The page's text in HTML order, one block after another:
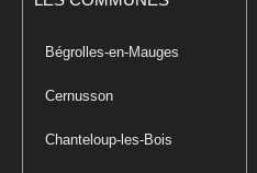
Bégrolles-en-Mauges
Cernusson
Chanteloup-les-Bois